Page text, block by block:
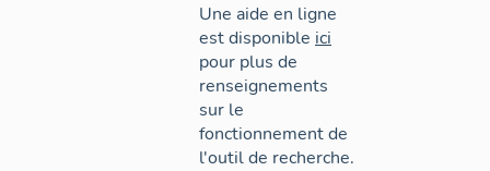
Une aide en ligne
est disponible ici
pour plus de
renseignements
sur le
fonctionnement de
l'outil de recherche.